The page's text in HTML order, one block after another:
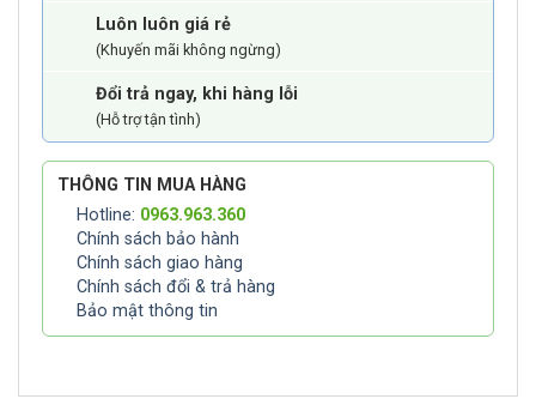
Luôn luôn giá rẻ
(Khuyến mãi không ngừng)
Đổi trả ngay, khi hàng lỗi
(Hỗ trợ tận tình)
THÔNG TIN MUA HÀNG
Hotline: 0963.963.360
Chính sách bảo hành
Chính sách giao hàng
Chính sách đổi & trả hàng
Bảo mật thông tin